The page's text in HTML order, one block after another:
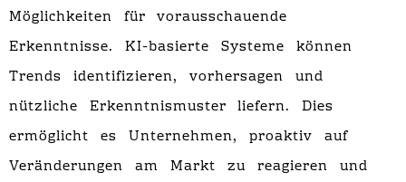
Möglichkeiten für vorausschauende
Erkenntnisse. KI-basierte Systeme können
Trends identifizieren, vorhersagen und
nützliche Erkenntnismuster liefern. Dies
ermöglicht es Unternehmen, proaktiv auf
Veränderungen am Markt zu reagieren und